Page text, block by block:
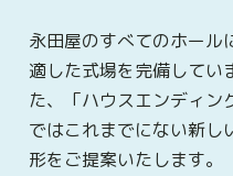
永田屋のすべてのホール
適した式場を完備してい
た、「ハウスエンディン
ではこれまでにない新し
形をご提案いたします。